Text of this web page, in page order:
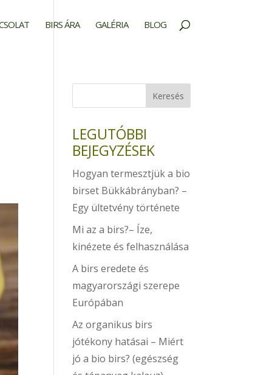
BIRS ÁRA GALÉRIA BLOG
LEGUTÓBBI
BEJEGYZÉSEK
Hogyan termesztjük a bio
birset Bükkábrányban? –
Egy ültetvény története
Mi az a birs?– Íze,
kinézete és felhasználása
A birs eredete és
magyarországi szerepe
Európában
Az organikus birs
jótékony hatásai – Miért
jó a bio birs? (egészség